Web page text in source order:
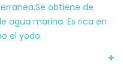
obtiene de
agua marina. Es rica en
el yodo.